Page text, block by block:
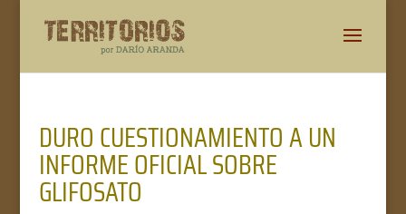
DURO CUESTIONAMIENTO A UN
INFORME OFICIAL SOBRE
GLIFOSATO